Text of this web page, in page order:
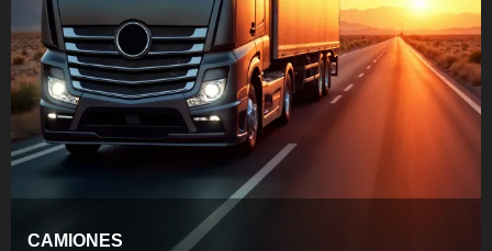
CAMIONES